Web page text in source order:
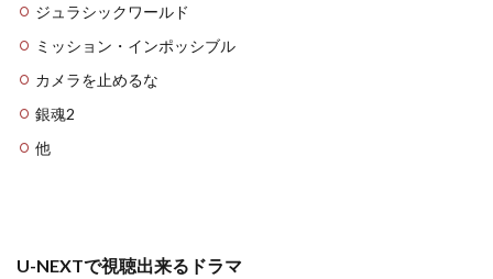
ジュラシックワールド
ミッション・インポッシブル
カメラを止めるな
銀魂2
他
U-NEXTで視聴出来るドラマ